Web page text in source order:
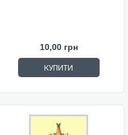
10,00 грн
КУПИТИ